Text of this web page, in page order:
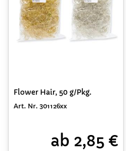
Flower Hair, 50 g/Pkg.
Art. Nr. 301126xx
ab 2,85 €